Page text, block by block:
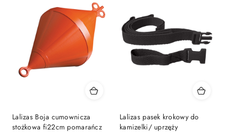
Lalizas Boja cumownicza
stożkowa fi22cm pomarańcz
Lalizas pasek krokowy do
kamizelki/ uprzęży